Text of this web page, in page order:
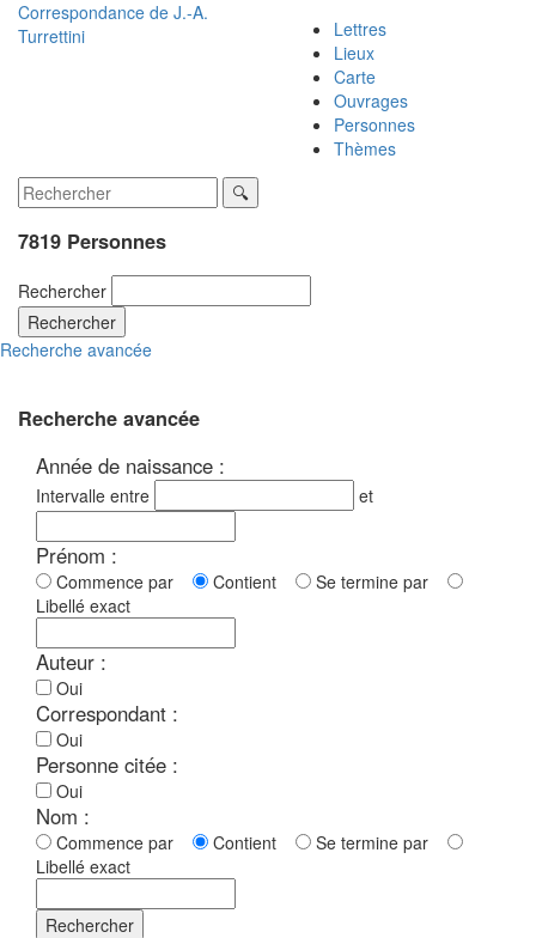
Correspondance de J.-A.
Turrettini
Lettres
Lieux
Carte
Ouvrages
Personnes
Thèmes
7819 Personnes
Rechercher
Rechercher
Recherche avancée
Recherche avancée
Année de naissance :
Intervalle entre et
Prénom :
Commence par Contient
Se termine par
Libellé exact
Auteur :
Oui
Correspondant :
Oui
Personne citée :
Oui
Nom :
Commence par Contient
Se termine par
Libellé exact
Rechercher